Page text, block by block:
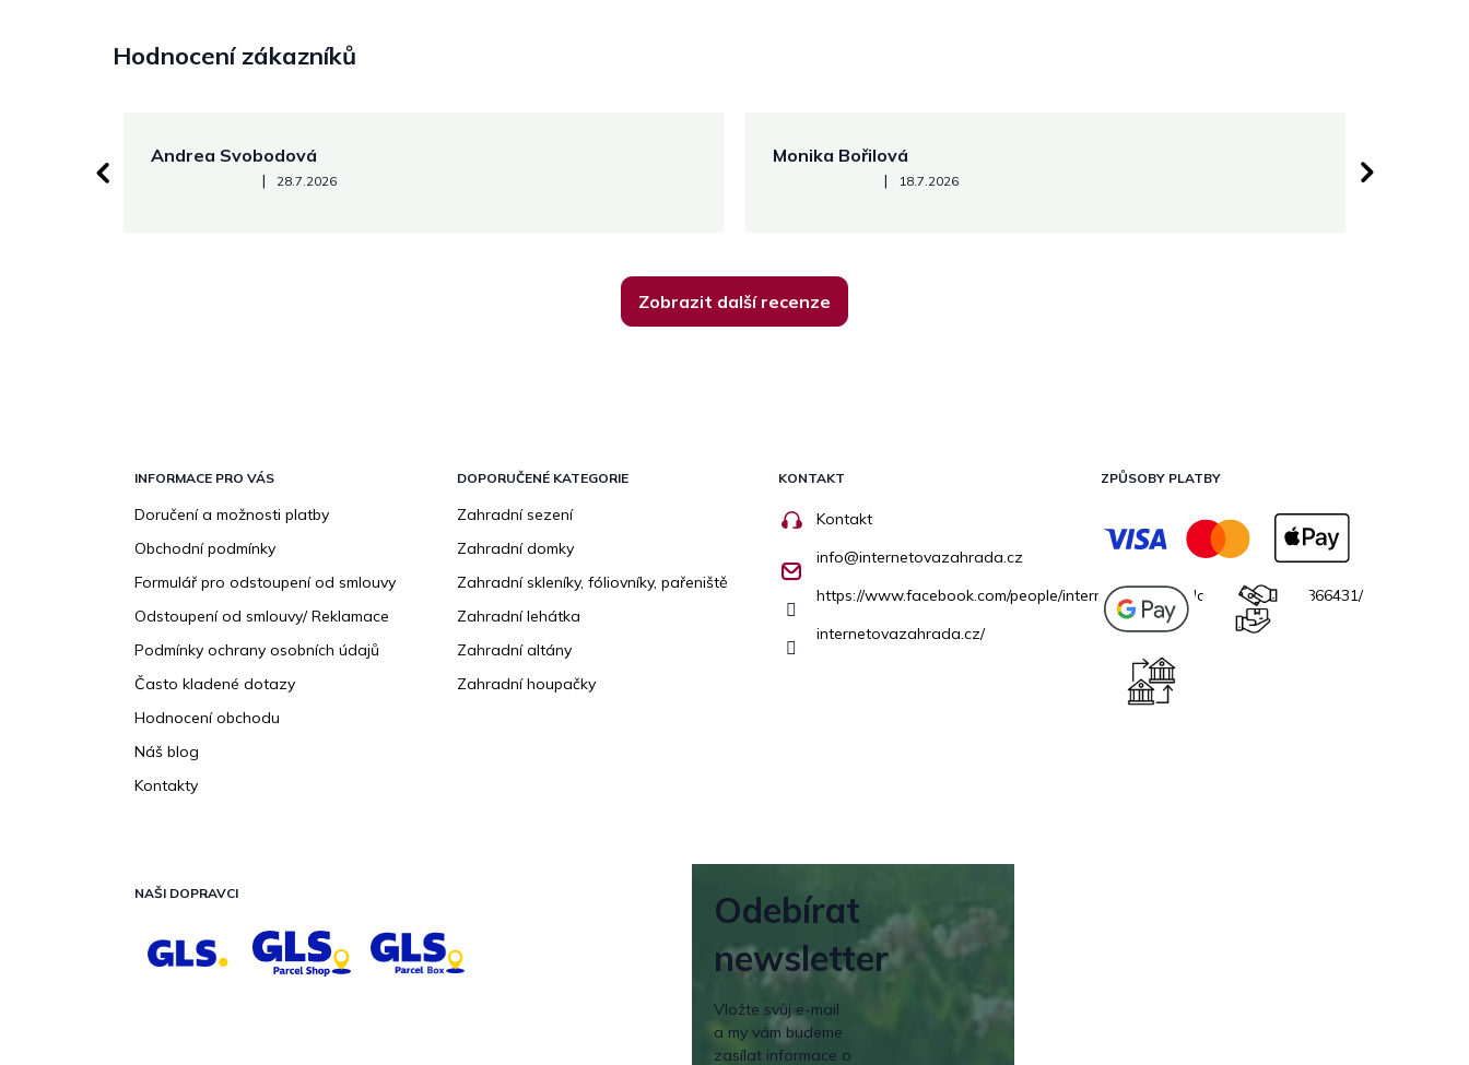
Hodnocení zákazníků
Andrea Svobodová
Hodnocení obchodu je 5 z 5 hvězdiček.
| 28.7.2026
Monika Bořilová
Hodnocení obchodu je 5 z 5 hvězdiček.
| 18.7.2026
Zobrazit další recenze
INFORMACE PRO VÁS
Doručení a možnosti platby
Obchodní podmínky
Formulář pro odstoupení od smlouvy
Odstoupení od smlouvy/ Reklamace
Podmínky ochrany osobních údajů
Často kladené dotazy
Hodnocení obchodu
Náš blog
Kontakty
DOPORUČENÉ KATEGORIE
Zahradní sezení
Zahradní domky
Zahradní skleníky, fóliovníky, pařeniště
Zahradní lehátka
Zahradní altány
Zahradní houpačky
KONTAKT
Kontakt
info@internetovazahrada.cz
https://www.facebook.com/people/internetovazahradacz/100069706866431/
internetovazahrada.cz/
ZPŮSOBY PLATBY
NAŠI DOPRAVCI
Odebírat
newsletter
Vložte svůj e-mail
a my vám budeme
zasílat informace o